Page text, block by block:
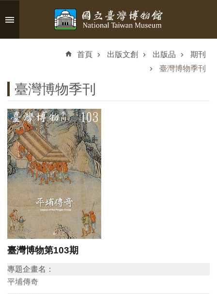
跳到主要內容區塊
認
識
臺
博
觀
資
訊
覽
資
首頁 出版文創 出版品
期刊
臺灣博物季刊
臺灣博物季刊
臺灣博物第103期
專題企畫名：
平埔傳奇